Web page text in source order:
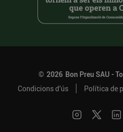
© 2026 Bon Preu SAU -
Condicions d’ús
Política de